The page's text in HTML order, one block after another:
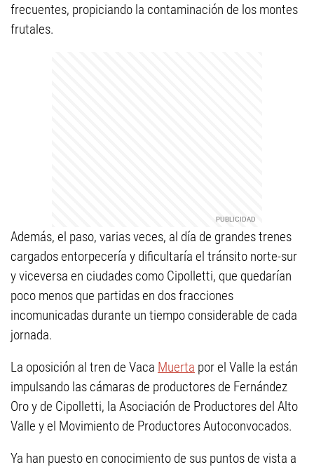
frecuentes, propiciando la contaminación de los montes
frutales.
Además, el paso, varias veces, al día de grandes trenes
cargados entorpecería y dificultaría el tránsito norte-sur
y viceversa en ciudades como Cipolletti, que quedarían
poco menos que partidas en dos fracciones
incomunicadas durante un tiempo considerable de cada
jornada.
La oposición al tren de Vaca Muerta por el Valle la están
impulsando las cámaras de productores de Fernández
Oro y de Cipolletti, la Asociación de Productores del Alto
Valle y el Movimiento de Productores Autoconvocados.
Ya han puesto en conocimiento de sus puntos de vista a